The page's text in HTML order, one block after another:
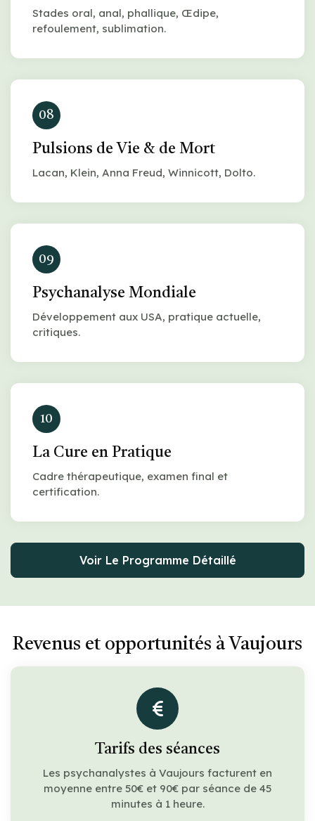
Stades oral, anal, phallique, Œdipe,
refoulement, sublimation.
08
Pulsions de Vie & de Mort
Lacan, Klein, Anna Freud, Winnicott, Dolto.
09
Psychanalyse Mondiale
Développement aux USA, pratique actuelle,
critiques.
10
La Cure en Pratique
Cadre thérapeutique, examen final et
certification.
Voir Le Programme Détaillé
Revenus et opportunités à Vaujours
Tarifs des séances
Les psychanalystes à Vaujours facturent en
moyenne entre 50€ et 90€ par séance de 45
minutes à 1 heure.